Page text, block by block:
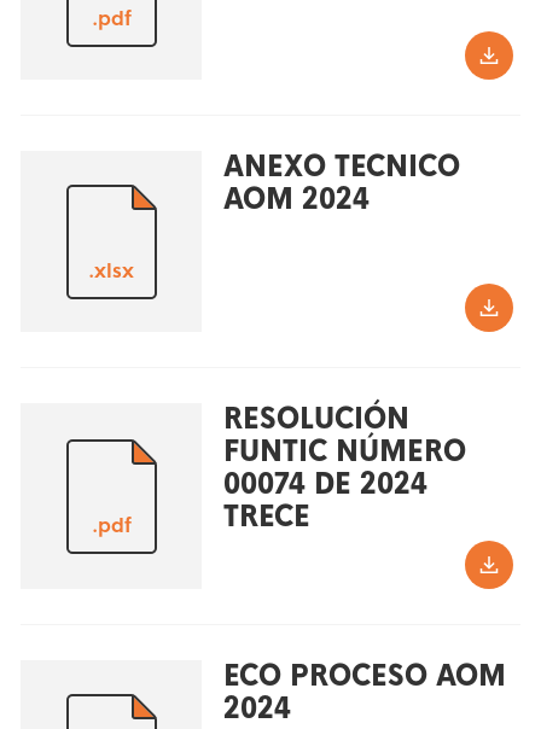
.pdf
.xlsx
ANEXO TECNICO
AOM 2024
.pdf
RESOLUCIÓN
FUNTIC NÚMERO
00074 DE 2024
TRECE
ECO PROCESO AOM
2024